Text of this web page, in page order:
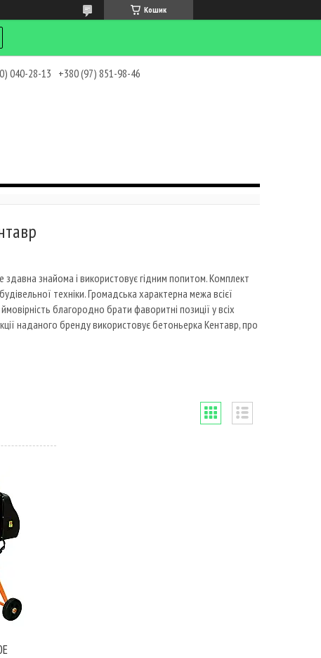
Кошик
040-28-13 +380 (97) 851-98-46
здавна знайома і використовує гідним попитом. Комплект
техніки. Громадська характерна межа всієї
благородно брати фаворитні позиції у всіх
наданого бренду використовує бетоньерка Кентавр, про